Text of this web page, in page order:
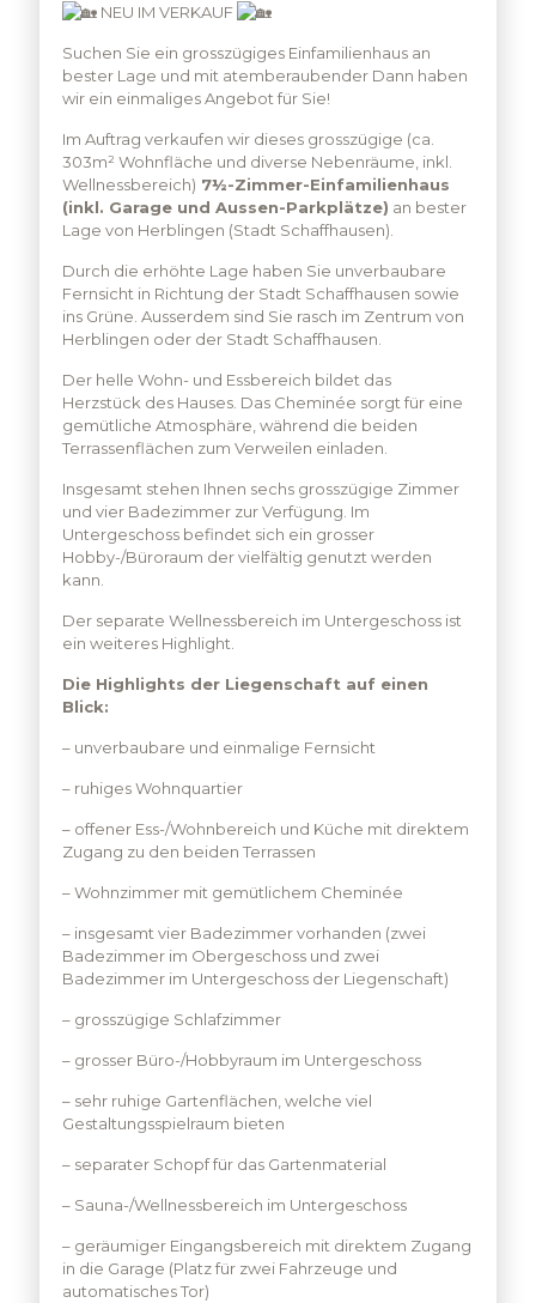
NEU IM VERKAUF
Suchen Sie ein grosszügiges Einfamilienhaus an
bester Lage und mit atemberaubender Dann haben
wir ein einmaliges Angebot für Sie!
Im Auftrag verkaufen wir dieses grosszügige (ca.
303m² Wohnfläche und diverse Nebenräume, inkl.
Wellnessbereich) 7½-Zimmer-Einfamilienhaus
(inkl. Garage und Aussen-Parkplätze) an bester
Lage von Herblingen (Stadt Schaffhausen).
Durch die erhöhte Lage haben Sie unverbaubare
Fernsicht in Richtung der Stadt Schaffhausen sowie
ins Grüne. Ausserdem sind Sie rasch im Zentrum von
Herblingen oder der Stadt Schaffhausen.
Der helle Wohn- und Essbereich bildet das
Herzstück des Hauses. Das Cheminée sorgt für eine
gemütliche Atmosphäre, während die beiden
Terrassenflächen zum Verweilen einladen.
Insgesamt stehen Ihnen sechs grosszügige Zimmer
und vier Badezimmer zur Verfügung. Im
Untergeschoss befindet sich ein grosser
Hobby-/Büroraum der vielfältig genutzt werden
kann.
Der separate Wellnessbereich im Untergeschoss ist
ein weiteres Highlight.
Die Highlights der Liegenschaft auf einen
Blick:
– unverbaubare und einmalige Fernsicht
– ruhiges Wohnquartier
– offener Ess-/Wohnbereich und Küche mit direktem
Zugang zu den beiden Terrassen
– Wohnzimmer mit gemütlichem Cheminée
– insgesamt vier Badezimmer vorhanden (zwei
Badezimmer im Obergeschoss und zwei
Badezimmer im Untergeschoss der Liegenschaft)
– grosszügige Schlafzimmer
– grosser Büro-/Hobbyraum im Untergeschoss
– sehr ruhige Gartenflächen, welche viel
Gestaltungsspielraum bieten
– separater Schopf für das Gartenmaterial
– Sauna-/Wellnessbereich im Untergeschoss
– geräumiger Eingangsbereich mit direktem Zugang
in die Garage (Platz für zwei Fahrzeuge und
automatisches Tor)